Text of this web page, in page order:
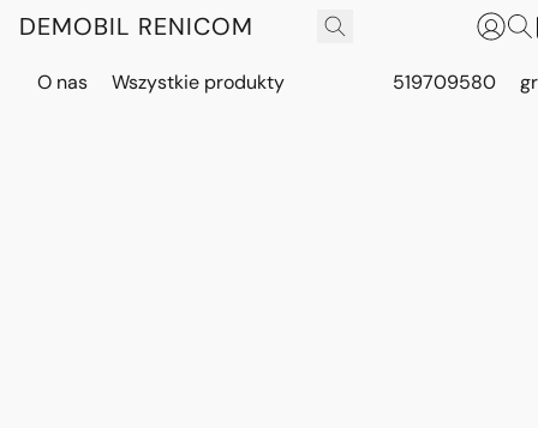
DEMOBIL RENICOM
O nas Wszystkie produkty 519709580